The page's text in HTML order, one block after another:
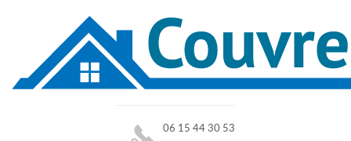
06 15 44 30 53